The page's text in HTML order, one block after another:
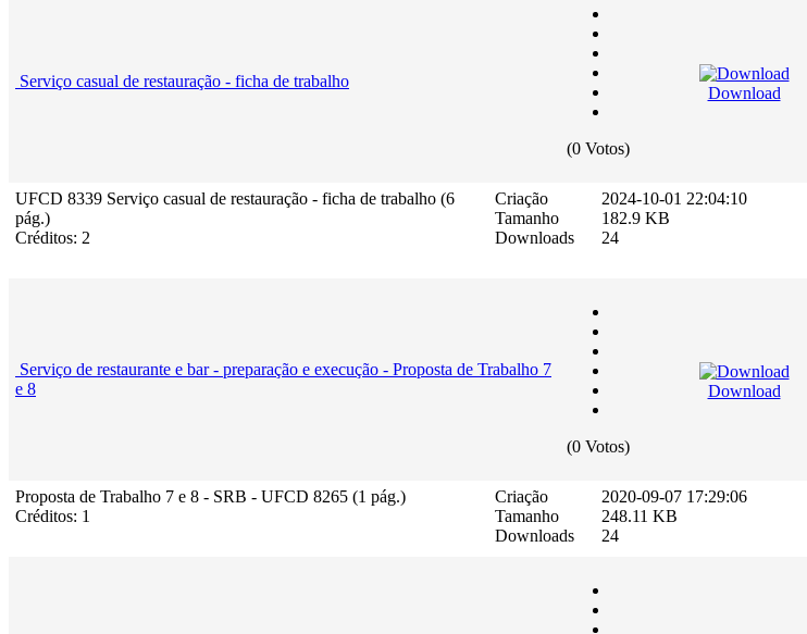
Serviço casual de restauração - ficha de trabalho
(0 Votos)
Download
UFCD 8339 Serviço casual de restauração - ficha de trabalho (6
pág.)
Créditos: 2
Criação
Tamanho
Downloads
2024-10-01 22:04:10
182.9 KB
24
Serviço de restaurante e bar - preparação e execução - Proposta de Trabalho 7
e 8
(0 Votos)
Download
Proposta de Trabalho 7 e 8 - SRB - UFCD 8265 (1 pág.)
Créditos: 1
Criação
Tamanho
Downloads
2020-09-07 17:29:06
248.11 KB
24